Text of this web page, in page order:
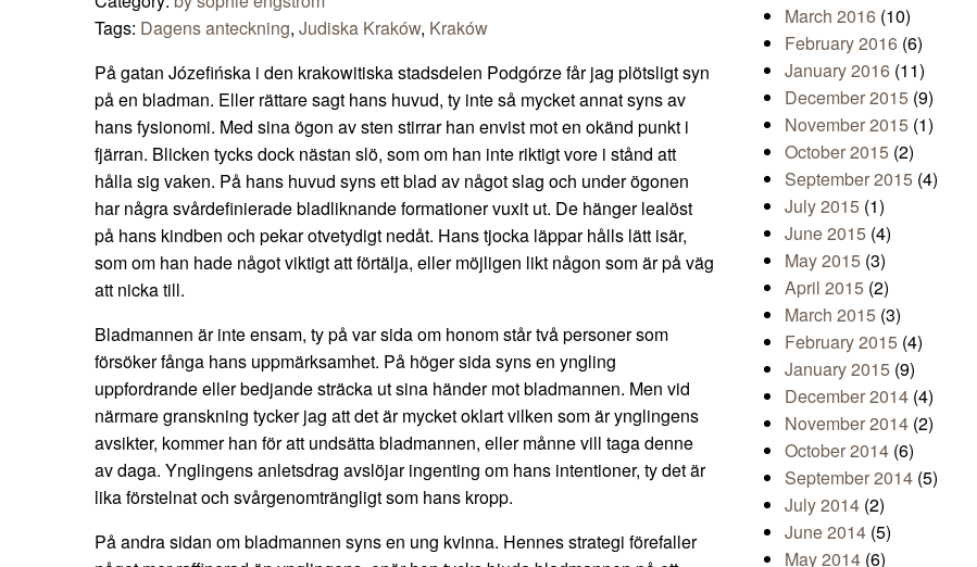
Tags: Dagens anteckning, Judiska Kraków, Kraków
På gatan Józefińska i den krakowitiska stadsdelen Podgórze får jag plötsligt syn
på en bladman. Eller rättare sagt hans huvud, ty inte så mycket annat syns av
hans fysionomi. Med sina ögon av sten stirrar han envist mot en okänd punkt i
fjärran. Blicken tycks dock nästan slö, som om han inte riktigt vore i stånd att
hålla sig vaken. På hans huvud syns ett blad av något slag och under ögonen
har några svårdefinierade bladliknande formationer vuxit ut. De hänger lealöst
på hans kindben och pekar otvetydigt nedåt. Hans tjocka läppar hålls lätt isär,
som om han hade något viktigt att förtälja, eller möjligen likt någon som är på väg
att nicka till.
Bladmannen är inte ensam, ty på var sida om honom står två personer som
försöker fånga hans uppmärksamhet. På höger sida syns en yngling
uppfordrande eller bedjande sträcka ut sina händer mot bladmannen. Men vid
närmare granskning tycker jag att det är mycket oklart vilken som är ynglingens
avsikter, kommer han för att undsätta bladmannen, eller månne vill taga denne
av daga. Ynglingens anletsdrag avslöjar ingenting om hans intentioner, ty det är
lika förstelnat och svårgenomträngligt som hans kropp.
På andra sidan om bladmannen syns en ung kvinna. Hennes strategi förefaller
March 2016 (10)
February 2016 (6)
January 2016 (11)
December 2015 (9)
November 2015 (1)
October 2015 (2)
September 2015 (4)
July 2015 (1)
June 2015 (4)
May 2015 (3)
April 2015 (2)
March 2015 (3)
February 2015 (4)
January 2015 (9)
December 2014 (4)
November 2014 (2)
October 2014 (6)
September 2014 (5)
July 2014 (2)
June 2014 (5)
May 2014 (6)